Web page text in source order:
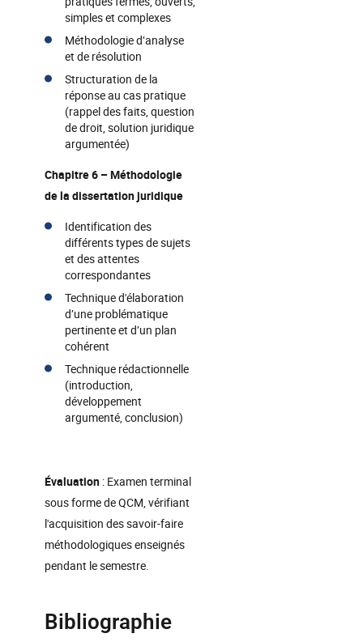
simples et complexes
Méthodologie d’analyse
et de résolution
Structuration de la
réponse au cas pratique
(rappel des faits, question
de droit, solution juridique
argumentée)
Chapitre 6 – Méthodologie
de la dissertation juridique
Identification des
différents types de sujets
et des attentes
correspondantes
Technique d'élaboration
d’une problématique
pertinente et d’un plan
cohérent
Technique rédactionnelle
(introduction,
développement
argumenté, conclusion)
Évaluation : Examen terminal
sous forme de QCM, vérifiant
l'acquisition des savoir-faire
méthodologiques enseignés
pendant le semestre.
Bibliographie